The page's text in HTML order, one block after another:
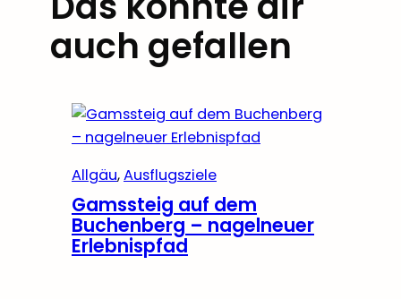
auch gefallen
Allgäu, Ausflugsziele
Gamssteig auf dem
Buchenberg – nagelneuer
Erlebnispfad